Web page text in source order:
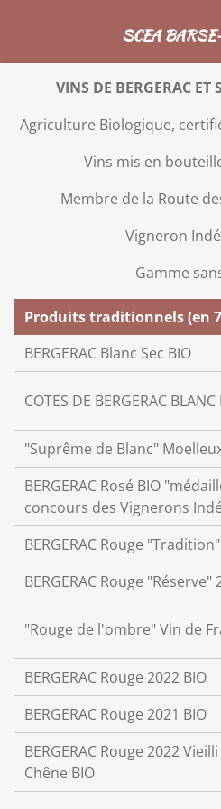
contenu
principal
SCEA
VINS DE BERGERAC ET
Agriculture Biologique,
Vins mis en
Membre de la Route
Vigneron
Gamme
Produits traditionnels (en
BERGERAC Blanc Sec BIO
COTES DE BERGERAC
"Suprême de Blanc"
BERGERAC Rosé BIO
concours des Vignerons
BERGERAC Rouge
BERGERAC Rouge "Réserve"
"Rouge de l'ombre" Vin de
BERGERAC Rouge 2022 BIO
BERGERAC Rouge 2021 BIO
BERGERAC Rouge 2022
Chêne BIO